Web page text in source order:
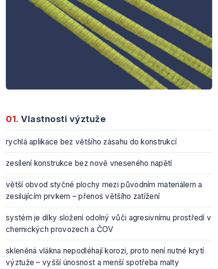
01. Vlastnosti výztuže
rychlá aplikace bez většího zásahu do konstrukcí
zesílení konstrukce bez nově vneseného napětí
větší obvod styčné plochy mezi původním materiálem a
zesilujícím prvkem – přenos většího zatížení
systém je díky složení odolný vůči agresivnímu prostředí v
chemických provozech a ČOV
skleněná vlákna nepodléhají korozi, proto není nutné krytí
výztuže – vyšší únosnost a menší spotřeba malty